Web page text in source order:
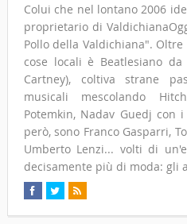
Colui che nel lontano 2006
proprietario di
Pollo della Valdichiana".
cose locali è Beatlesiano
Cartney), coltiva strane
musicali mescolando
Potemkin, Nadav Guedj
però, sono Franco Gasparri,
Umberto Lenzi... volti di
decisamente più di moda: gli